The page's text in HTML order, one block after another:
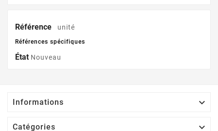
Référence unité
Références spécifiques
État Nouveau
Informations 
Catégories 